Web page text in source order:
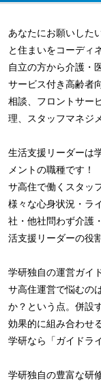
あなたにお願いした
と住まいをコーディ
自立の方から介護・
サービス付き高齢者
相談、フロントサー
理、スタッフマネジ
生活支援リーダーは
メントの職種です！
サ高住で働くスタッ
様々な心身状況・ラ
社・他社問わず介護
活支援リーダーの役
学研独自の運営ガイ
サ高住運営で悩むの
か？という点。併設
効果的に組み合わせ
学研なら「ガイドラ
学研独自の豊富な研